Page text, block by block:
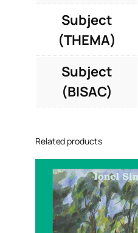
Subject
(THEMA)
Subject
(BISAC)
Related products